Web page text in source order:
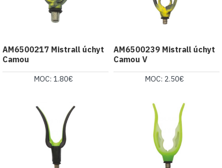
AM6500217 Mistrall úchyt
Camou
MOC: 1.80€
AM6500239 Mistrall úchyt
Camou V
MOC: 2.50€